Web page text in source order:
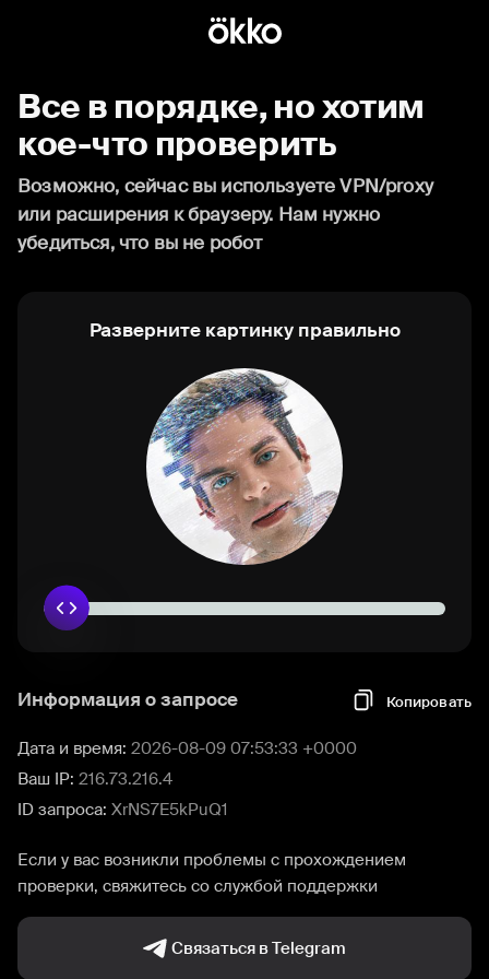
Все в порядке, но хотим
кое-что проверить
Возможно, сейчас вы используете VPN/proxy
или расширения к браузеру. Нам нужно
убедиться, что вы не робот
Разверните картинку правильно
Информация о запросе Копировать
Дата и время: 2026-08-09 07:53:33 +0000
Ваш IP: 216.73.216.4
ID запроса: XrNS7E5kPuQ1
Если у вас возникли проблемы с прохождением
проверки, свяжитесь со службой поддержки
Связаться в Telegram